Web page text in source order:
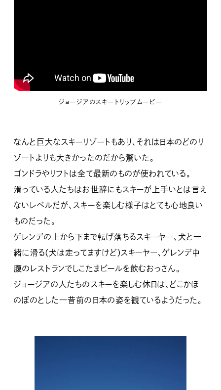
ジョージアのスキートリップムービー
なんと巨大なスキーリゾートもあり、それは日本のどのリ
ゾートよりも大きかったのだから驚いた。
ゴンドラやリフトは全て最新のものが使われている。
滑っている人たちはお世辞にもスキーが上手いとは言え
ないレベルだが、スキーを楽しむ様子はとても心地良い
ものだった。
ゲレンデの上から下まで転げ落ちるスキーヤー、犬と一
緒に滑る(犬は走ってますけど)スキーヤー、ゲレンデ中
腹のレストランでしこたまビールを飲むおっさん。
ジョージアの人たちのスキーを楽しむ休日は、どこかほ
のぼのとした一昔前の日本の姿を観ているようだった。